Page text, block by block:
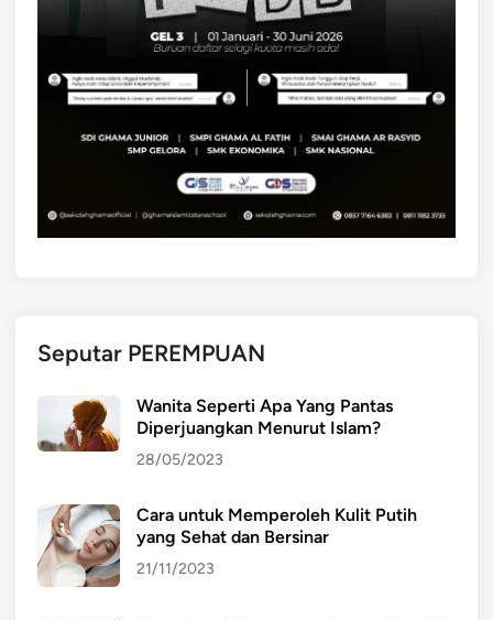
Seputar PEREMPUAN
Wanita Seperti Apa Yang Pantas
Diperjuangkan Menurut Islam?
28/05/2023
Cara untuk Memperoleh Kulit Putih
yang Sehat dan Bersinar
21/11/2023